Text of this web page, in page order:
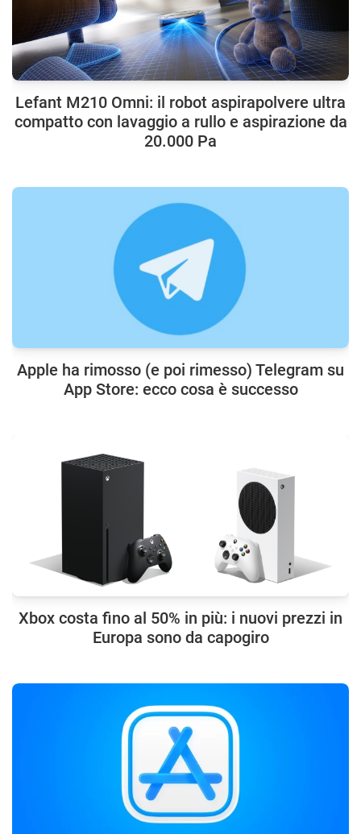
Lefant M210 Omni: il robot aspirapolvere ultra
compatto con lavaggio a rullo e aspirazione da
20.000 Pa
Apple ha rimosso (e poi rimesso) Telegram su
App Store: ecco cosa è successo
Xbox costa fino al 50% in più: i nuovi prezzi in
Europa sono da capogiro